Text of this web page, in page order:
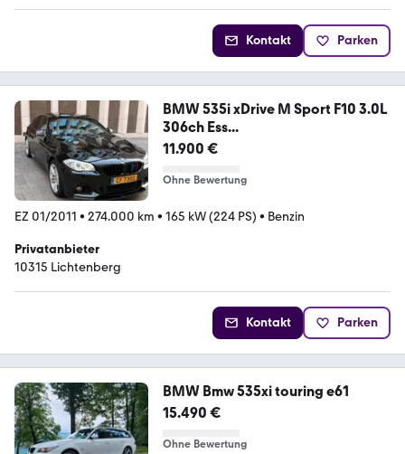
Kontakt Parken
BMW 535i xDrive M Sport F10 3.0L
306ch Ess...
11.900 €
Ohne Bewertung
EZ 01/2011 • 274.000 km • 165 kW (224 PS) • Benzin
Privatanbieter
10315 Lichtenberg
Kontakt Parken
BMW Bmw 535xi touring e61
15.490 €
Ohne Bewertung